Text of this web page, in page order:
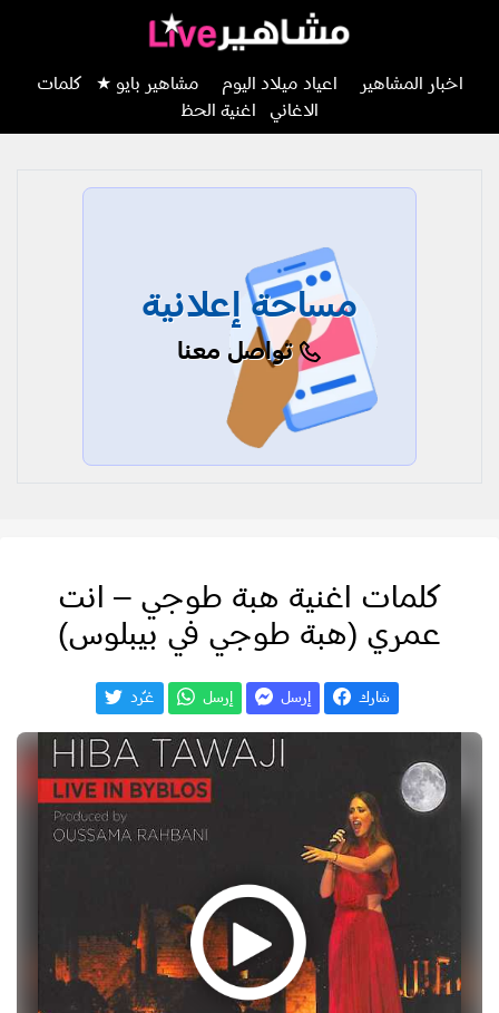
اخبار المشاهير اعياد ميلاد اليوم مشاهير بايو ★
كلمات
الاغاني
اغنية الحظ
مساحة إعلانية
تواصل معنا
كلمات اغنية هبة طوجي – انت
عمري (هبة طوجي في بيبلوس)
شارك إرسل إرسل غـّرد